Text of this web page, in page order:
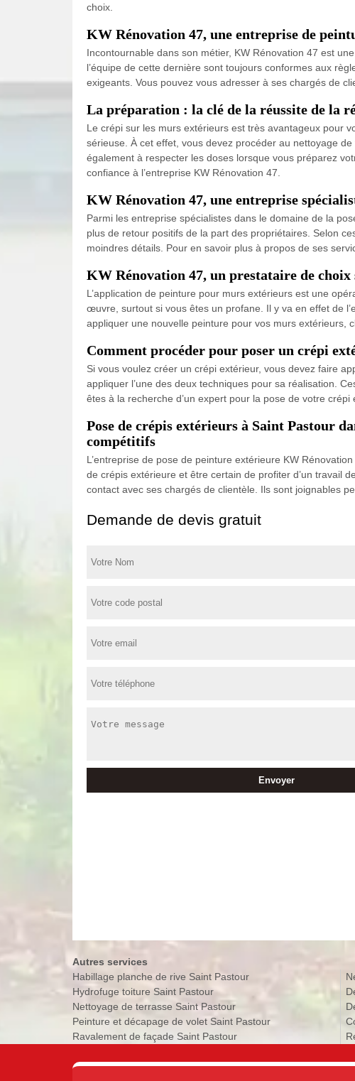
choix.
KW Rénovation 47, une entreprise de
Incontournable dans son métier, KW Rénovation 47 est
l’équipe de cette dernière sont toujours conformes aux
exigeants. Vous pouvez vous adresser à ses chargés de
La préparation : la clé de la réussite de la
Le crépi sur les murs extérieurs est très avantageux pour
sérieuse. À cet effet, vous devez procéder au nettoyage
également à respecter les doses lorsque vous préparez
confiance à l’entreprise KW Rénovation 47.
KW Rénovation 47, une entreprise
Parmi les entreprise spécialistes dans le domaine de la
plus de retour positifs de la part des propriétaires. Selon
moindres détails. Pour en savoir plus à propos de ses
KW Rénovation 47, un prestataire de
L’application de peinture pour murs extérieurs est une
œuvre, surtout si vous êtes un profane. Il y va en effet de
appliquer une nouvelle peinture pour vos murs extérieurs,
Comment procéder pour poser un crépi
Si vous voulez créer un crépi extérieur, vous devez faire
appliquer l’une des deux techniques pour sa réalisation.
êtes à la recherche d’un expert pour la pose de votre
Pose de crépis extérieurs à Saint Pastour
compétitifs
L’entreprise de pose de peinture extérieure KW
de crépis extérieure et être certain de profiter d’un travail
contact avec ses chargés de clientèle. Ils sont joignables
Demande de devis gratuit
Autres services
Habillage planche de rive Saint Pastour
Hydrofuge toiture Saint Pastour
Nettoyage de terrasse Saint Pastour
Peinture et décapage de volet Saint Pastour
Ravalement de façade Saint Pastour